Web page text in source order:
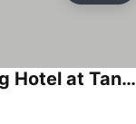
Renaissance New York Flushing Hotel at Tangram